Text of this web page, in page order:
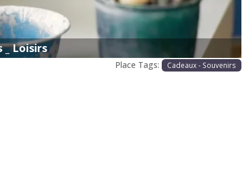
_ Loisirs
Place Tags: Cadeaux - Souvenirs